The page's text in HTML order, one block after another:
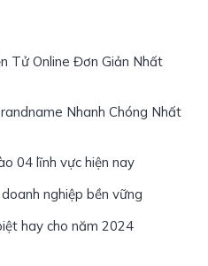
Tử Online Đơn Giản Nhất
Nhanh Chóng Nhất
04 lĩnh vực hiện nay
nghiệp bền vững
hay cho năm 2024